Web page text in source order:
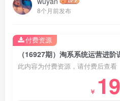
8个月前发布
此内容为付费资源，请付费后查看
￥
付费资源